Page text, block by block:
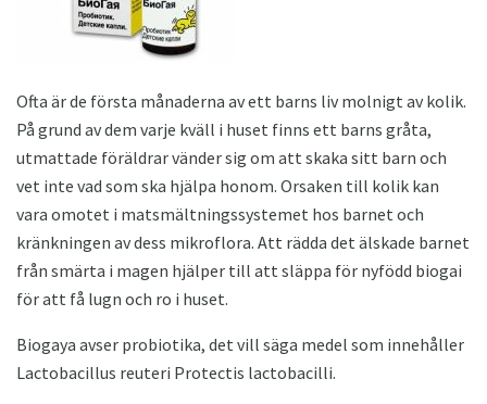
Ofta är de första månaderna av ett barns liv molnigt av kolik.
På grund av dem varje kväll i huset finns ett barns gråta,
utmattade föräldrar vänder sig om att skaka sitt barn och
vet inte vad som ska hjälpa honom. Orsaken till kolik kan
vara omotet i matsmältningssystemet hos barnet och
kränkningen av dess mikroflora. Att rädda det älskade barnet
från smärta i magen hjälper till att släppa för nyfödd biogai
för att få lugn och ro i huset.
Biogaya avser probiotika, det vill säga medel som innehåller
Lactobacillus reuteri Protectis lactobacilli.